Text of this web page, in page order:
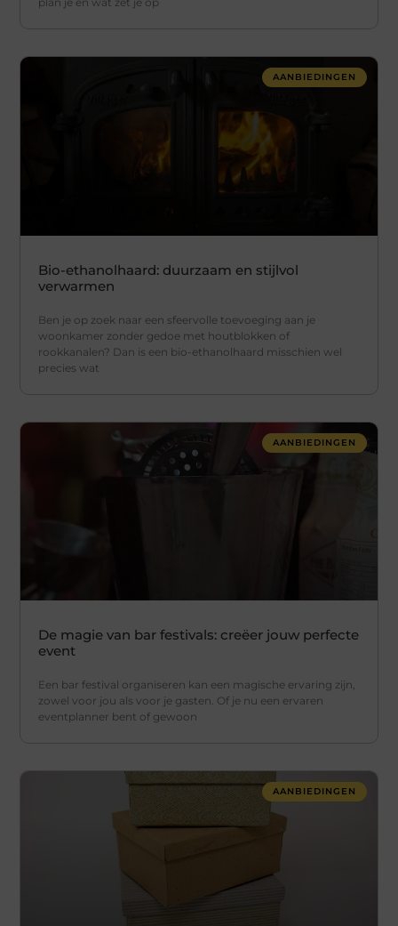
AANBIEDINGEN
Bio-ethanolhaard: duurzaam en stijlvol
verwarmen
Ben je op zoek naar een sfeervolle toevoeging aan je
woonkamer zonder gedoe met houtblokken of
rookkanalen? Dan is een bio-ethanolhaard misschien wel
precies wat
AANBIEDINGEN
De magie van bar festivals: creëer jouw perfecte
event
Een bar festival organiseren kan een magische ervaring zijn,
zowel voor jou als voor je gasten. Of je nu een ervaren
eventplanner bent of gewoon
AANBIEDINGEN